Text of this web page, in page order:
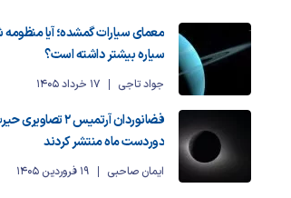
معمای سیارات گمشده؛ آیا
سیاره بیشتر داشته است؟
جواد تاجی 17 خرداد 1405
فضانوردان آرتمیس ۲
دوردست ماه منتشر کردند
ایمان صاحبی 19 فروردین 1405